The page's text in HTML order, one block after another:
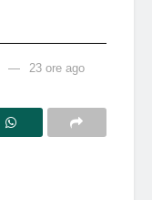
23 ore ago